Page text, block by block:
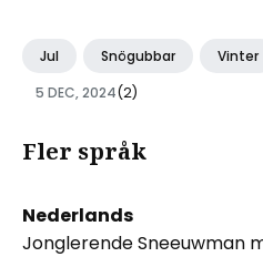
Jul Snögubbar Vinter
5 DEC, 2024(2)
Fler språk
Nederlands
Jonglerende Sneeuwman